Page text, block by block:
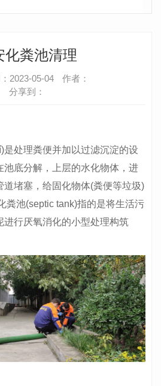
化粪池清理
2023-05-04
作者：
分享到：
处理粪便并加以过滤沉淀的设
池底分解，上层的水化物体，进
道堵塞，给固化物体(粪便等垃圾)
粪池(septic tank)指的是将生活污
进行厌氧消化的小型处理构筑